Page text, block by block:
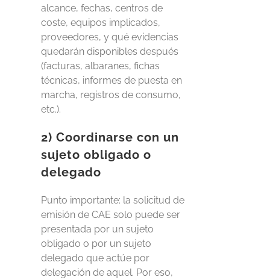
alcance, fechas, centros de
coste, equipos implicados,
proveedores, y qué evidencias
quedarán disponibles después
(facturas, albaranes, fichas
técnicas, informes de puesta en
marcha, registros de consumo,
etc.).
2) Coordinarse con un
sujeto obligado o
delegado
Punto importante: la solicitud de
emisión de CAE solo puede ser
presentada por un sujeto
obligado o por un sujeto
delegado que actúe por
delegación de aquel. Por eso,